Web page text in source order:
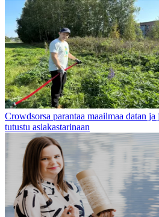
Crowdsorsa parantaa maailmaa datan
tutustu asiakastarinaan